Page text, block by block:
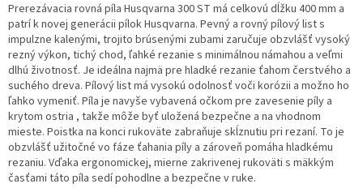
Prerezávacia rovná píla Husqvarna 300 ST má celkovú dĺžku 400 mm a
patrí k novej generácii pílok Husqvarna. Pevný a rovný pílový list s
impulzne kalenými, trojito brúsenými zubami zaručuje obzvlášť vysoký
rezný výkon, tichý chod, ľahké rezanie s minimálnou námahou a veľmi
dlhú životnosť. Je ideálna najmä pre hladké rezanie ťahom čerstvého a
suchého dreva. Pílový list má vysokú odolnosť voči korózii a možno ho
ľahko vymeniť. Píla je navyše vybavená očkom pre zavesenie píly a
krytom ostria , takže môže byť uložená bezpečne a na vhodnom
mieste. Poistka na konci rukoväte zabraňuje skĺznutiu pri rezaní. To je
obzvlášť užitočné vo fáze ťahania píly a zároveň pomáha hladkému
rezaniu. Vďaka ergonomickej, mierne zakrivenej rukoväti s mäkkým
časťami táto píla sedí pohodlne a bezpečne v ruke.